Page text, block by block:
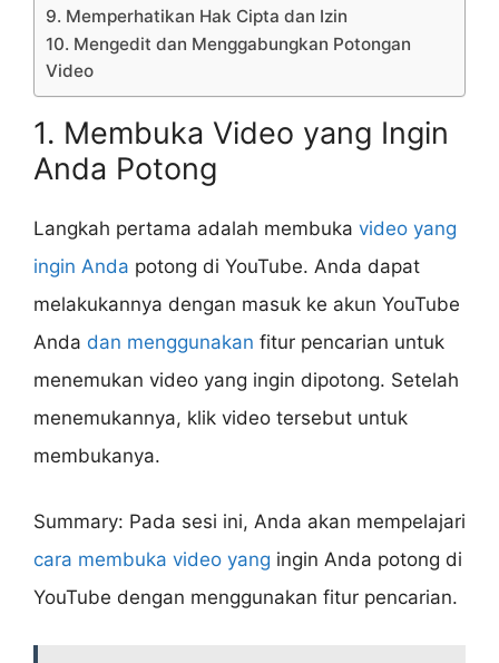
9. Memperhatikan Hak Cipta dan Izin
10. Mengedit dan Menggabungkan Potongan
Video
1. Membuka Video yang Ingin
Anda Potong
Langkah pertama adalah membuka video yang
ingin Anda potong di YouTube. Anda dapat
melakukannya dengan masuk ke akun YouTube
Anda dan menggunakan fitur pencarian untuk
menemukan video yang ingin dipotong. Setelah
menemukannya, klik video tersebut untuk
membukanya.
Summary: Pada sesi ini, Anda akan mempelajari
cara membuka video yang ingin Anda potong di
YouTube dengan menggunakan fitur pencarian.